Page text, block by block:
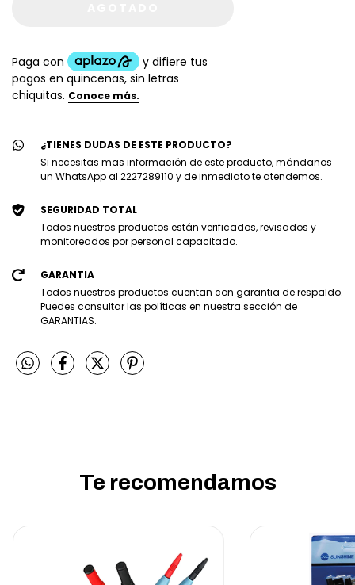
¿TIENES DUDAS DE ESTE PRODUCTO?
Si necesitas mas información de este producto, mándanos
un WhatsApp al 2227289110 y de inmediato te atendemos.
SEGURIDAD TOTAL
Todos nuestros productos están verificados, revisados y
monitoreados por personal capacitado.
GARANTIA
Todos nuestros productos cuentan con garantia de respaldo.
Puedes consultar las políticas en nuestra sección de
GARANTIAS.
Te recomendamos